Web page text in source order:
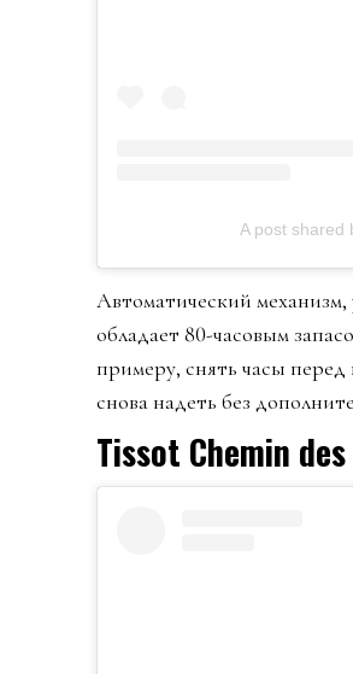
A post shared
Автоматический механизм,
обладает 80-часовым
примеру, снять часы
снова надеть без
Tissot Chemin